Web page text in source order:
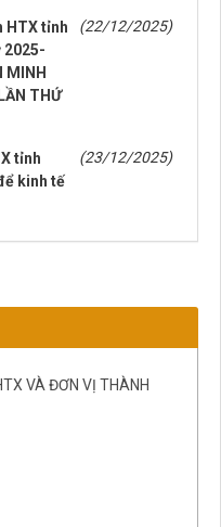
HTX tỉnh
2025-
MINH
THỨ
(22/12/2025)
tỉnh
kinh tế
(23/12/2025)
VÀ ĐƠN VỊ THÀNH